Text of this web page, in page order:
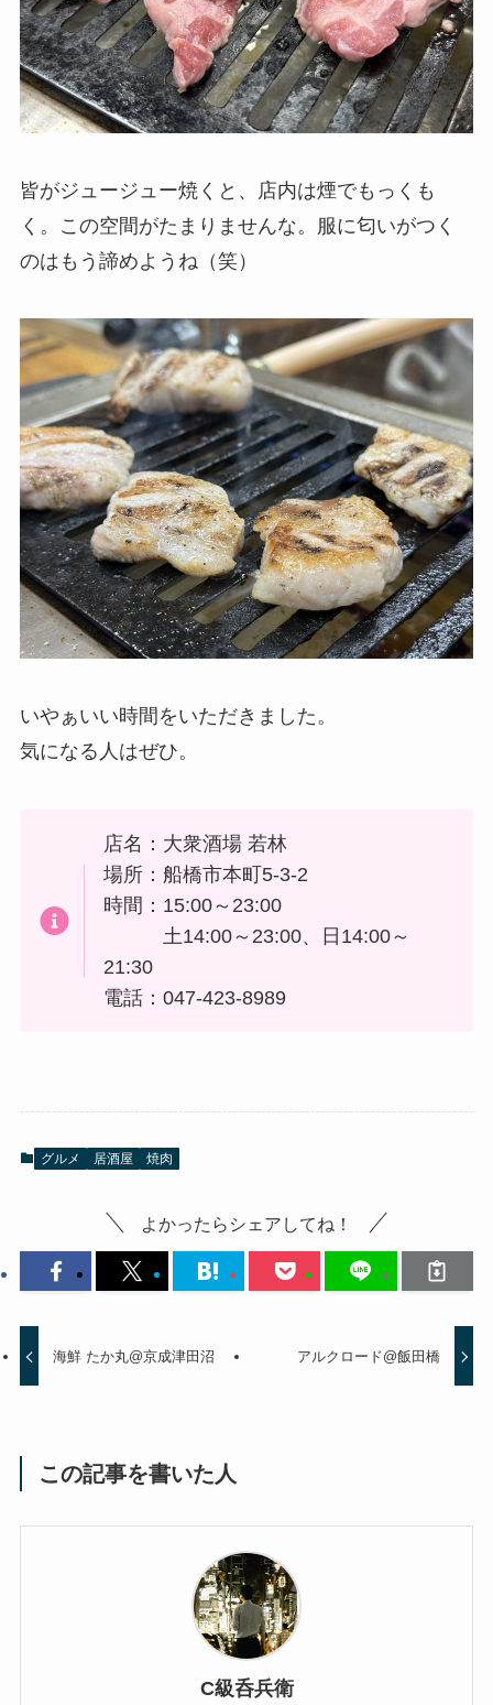
皆がジュージュー焼くと、店内は煙でもっくも
く。この空間がたまりませんな。服に匂いがつく
のはもう諦めようね（笑）
いやぁいい時間をいただきました。
気になる人はぜひ。
店名：大衆酒場 若林
場所：船橋市本町5-3-2
時間：15:00～23:00
土14:00～23:00、日14:00～
21:30
電話：047-423-8989
グルメ 居酒屋 焼肉
よかったらシェアしてね！
海鮮 たか丸@京成津田沼 アルクロード@飯田橋
この記事を書いた人
C級呑兵衛